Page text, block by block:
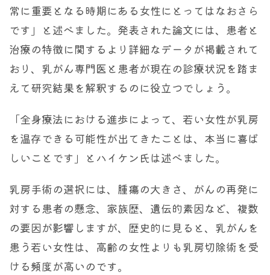
常に重要となる時期にある女性にとってはなおさら
です」と述べました。発表された論文には、患者と
治療の特徴に関するより詳細なデータが掲載されて
おり、乳がん専門医と患者が現在の診療状況を踏ま
えて研究結果を解釈するのに役立つでしょう。
「全身療法における進歩によって、若い女性が乳房
を温存できる可能性が出てきたことは、本当に喜ば
しいことです」とハイケン氏は述べました。
乳房手術の選択には、腫瘍の大きさ、がんの再発に
対する患者の懸念、家族歴、遺伝的素因など、複数
の要因が影響しますが、歴史的に見ると、乳がんを
患う若い女性は、高齢の女性よりも乳房切除術を受
ける頻度が高いのです。